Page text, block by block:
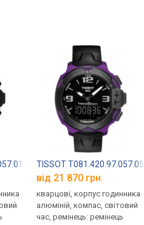
TISSOT T081.420.97.057.05
від 21 870 грн.
кварцові, корпус годинника
алюміній, компас, світовий
час, ремінець: ремінець